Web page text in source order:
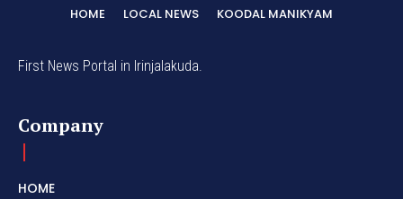
HOME LOCAL NEWS KOODAL MANIKYAM
First News Portal in Irinjalakuda.
Company
HOME